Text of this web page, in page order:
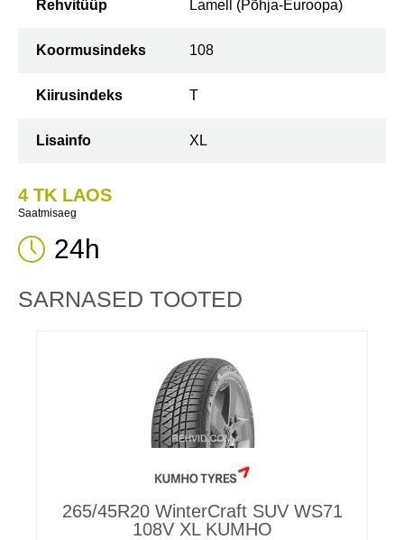
Rehvitüüp Lamell (Põhja-Euroopa)
Koormusindeks 108
Kiirusindeks T
Lisainfo XL
4 TK LAOS
Saatmisaeg
24h
SARNASED TOOTED
265/45R20 WinterCraft SUV WS71
108V XL KUMHO